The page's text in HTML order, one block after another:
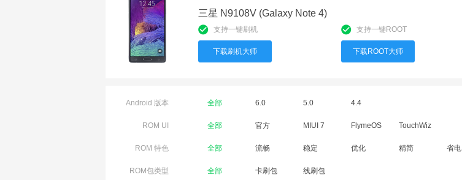
三星 N9108V (Galaxy Note 4)
支持一键刷机
下载刷机大师
支持一键ROOT
下载ROOT大师
Android 版本 全部 6.0 5.0 4.4
ROM UI 全部 官方 MIUI 7 FlymeOS TouchWiz
ROM 特色 全部 流畅 稳定 优化 精简 省电
ROM包类型 全部 卡刷包 线刷包